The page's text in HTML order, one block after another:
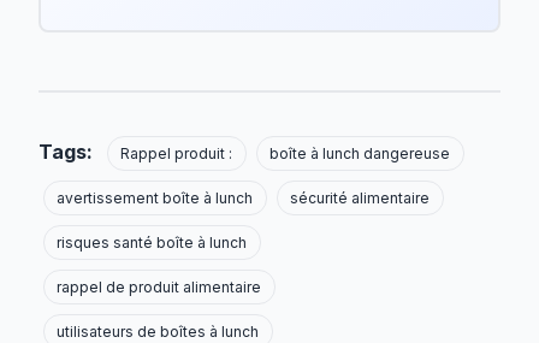
Tags: Rappel produit : boîte à lunch dangereuse
avertissement boîte à lunch sécurité alimentaire
risques santé boîte à lunch
rappel de produit alimentaire
utilisateurs de boîtes à lunch